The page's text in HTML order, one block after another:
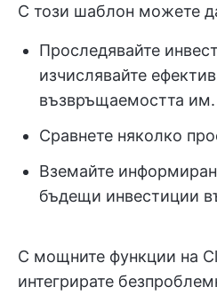
С този шаблон можете
Проследявайте
изчислявайте
възвръщаемостта им.
Сравнете няколко
Вземайте
бъдещи инвестиции
С мощните функции на
интегрирате